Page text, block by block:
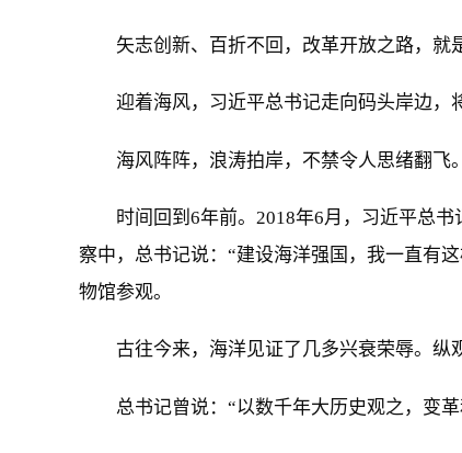
矢志创新、百折不回，改革开放之路，就
迎着海风，习近平总书记走向码头岸边，
海风阵阵，浪涛拍岸，不禁令人思绪翻飞。
时间回到6年前。2018年6月，习近平总
察中，总书记说：“建设海洋强国，我一直有
物馆参观。
古往今来，海洋见证了几多兴衰荣辱。纵
总书记曾说：“以数千年大历史观之，变